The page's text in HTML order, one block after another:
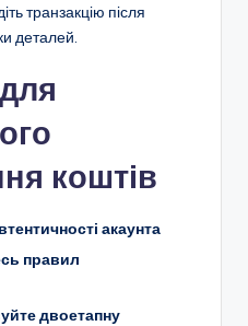
транзакцію після
деталей.
коштів
акаунта
правил
двоетапну